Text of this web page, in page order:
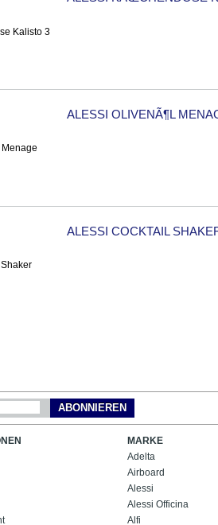
ALESSI OLIVENÃ¶L
ALESSI COCKTAIL
ABONNIEREN
MARKE
Adelta
Airboard
Alessi
Alessi Officina
Alfi